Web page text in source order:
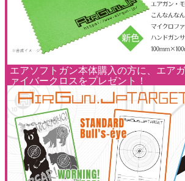
エアソフトガン本体購入の方に、エア
ァイバークロスをプレゼント！